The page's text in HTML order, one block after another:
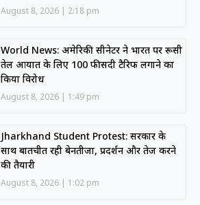
August 8, 2026 2:18 pm
World News: अमेरिकी सीनेटर ने भारत पर रूसी
तेल आयात के लिए 100 फीसदी टैरिफ लगाने का
किया विरोध
August 8, 2026 1:49 pm
Jharkhand Student Protest: सरकार के
साथ बातचीत रही बेनतीजा, प्रदर्शन और तेज करने
की तैयारी
August 8, 2026 1:02 pm